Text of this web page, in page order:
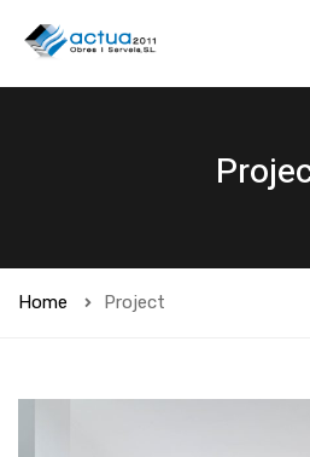
Home Project